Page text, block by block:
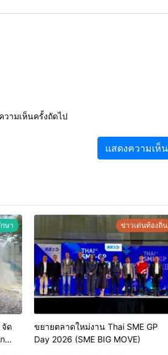
ามเห็นครั้งถัดไป
ษา
ด
ข่าวเด่นท้องถิ่น
ขยายตลาดใหม่งาน Thai SME GP
Day 2026 (SME BIG MOVE)